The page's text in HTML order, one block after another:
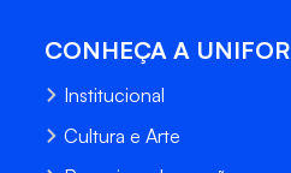
CONHEÇA A UNIFOR
Institucional
Cultura e Arte